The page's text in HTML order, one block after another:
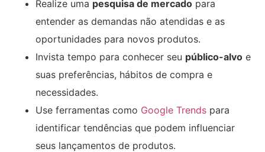
Realize uma pesquisa de mercado para
entender as demandas não atendidas e as
oportunidades para novos produtos.
Invista tempo para conhecer seu público-alvo e
suas preferências, hábitos de compra e
necessidades.
Use ferramentas como Google Trends para
identificar tendências que podem influenciar
seus lançamentos de produtos.